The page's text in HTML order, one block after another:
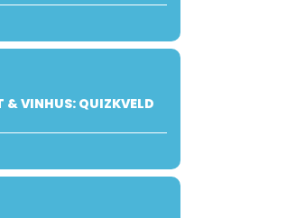
& VINHUS: QUIZKVELD